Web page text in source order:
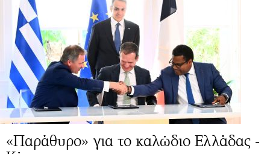
«Παράθυρο» για το καλώδιο Ελλάδας -